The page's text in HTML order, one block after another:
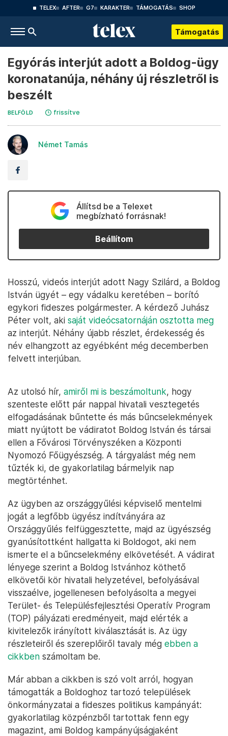
TELEX AFTER G7 KARAKTER TÁMOGATÁS SHOP
Támogatás
Egyórás interjút adott a Boldog-ügy
koronatanúja, néhány új részletről is
beszélt
BELFÖLD frissítve
Német Tamás
Állítsd be a Telexet
megbízható forrásnak!
Beállítom
Hosszú, videós interjút adott Nagy Szilárd, a Boldog
István ügyét – egy vádalku keretében – borító
egykori fideszes polgármester. A kérdező Juhász
Péter volt, aki saját videócsatornáján osztotta meg
az interjút. Néhány újabb részlet, érdekesség és
név elhangzott az egyébként még decemberben
felvett interjúban.
Az utolsó hír, amiről mi is beszámoltunk, hogy
szenteste előtt pár nappal hivatali vesztegetés
elfogadásának bűntette és más bűncselekmények
miatt nyújtott be vádiratot Boldog István és társai
ellen a Fővárosi Törvényszéken a Központi
Nyomozó Főügyészség. A tárgyalást még nem
tűzték ki, de gyakorlatilag bármelyik nap
megtörténhet.
Az ügyben az országgyűlési képviselő mentelmi
jogát a legfőbb ügyész indítványára az
Országgyűlés felfüggesztette, majd az ügyészség
gyanúsítottként hallgatta ki Boldogot, aki nem
ismerte el a bűncselekmény elkövetését. A vádirat
lényege szerint a Boldog Istvánhoz köthető
elkövetői kör hivatali helyzetével, befolyásával
visszaélve, jogellenesen befolyásolta a megyei
Terület- és Településfejlesztési Operatív Program
(TOP) pályázati eredményeit, majd elérték a
kivitelezők irányított kiválasztását is. Az ügy
részleteiről és szereplőiről tavaly még ebben a
cikkben számoltam be.
Már abban a cikkben is szó volt arról, hogyan
támogatták a Boldoghoz tartozó települések
önkormányzatai a fideszes politikus kampányát:
gyakorlatilag közpénzből tartottak fenn egy
magazint, ami Boldog kampányújságjaként